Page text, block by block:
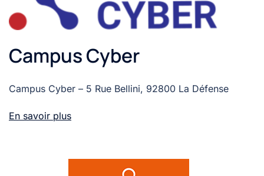
Campus Cyber
Campus Cyber – 5 Rue Bellini, 92800 La Défense
En savoir plus